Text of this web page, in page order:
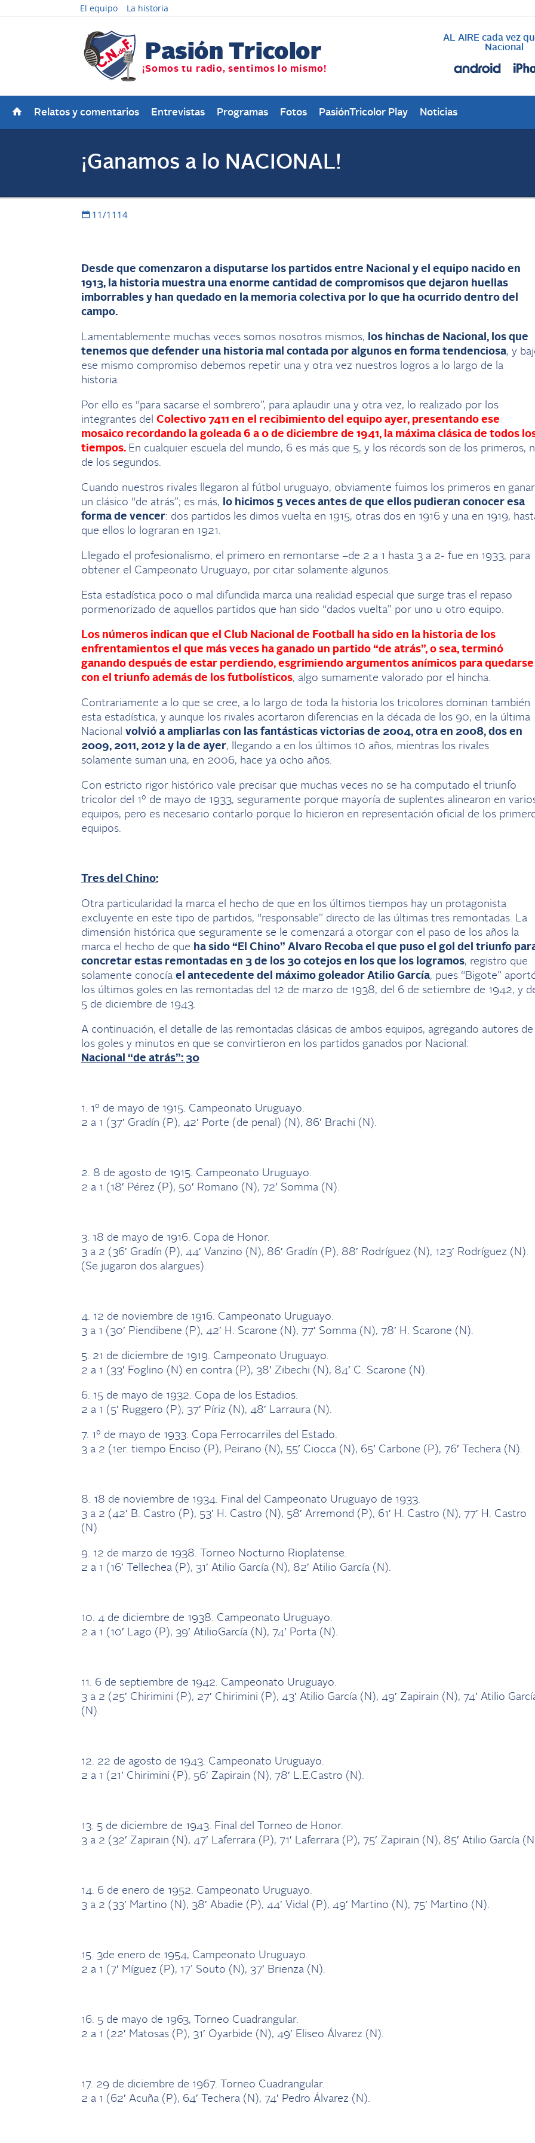
El equipo La historia
AL AIRE cada vez
Nacional
Relatos y comentarios Entrevistas Programas Fotos PasiónTricolor Play Noticias
¡Ganamos a lo NACIONAL!
11/1114
Desde que comenzaron a disputarse los partidos entre Nacional y el equipo nacido en
1913, la historia muestra una enorme cantidad de compromisos que dejaron huellas
imborrables y han quedado en la memoria colectiva por lo que ha ocurrido dentro del
campo.
Lamentablemente muchas veces somos nosotros mismos,
los hinchas de Nacional, los que
tenemos que defender una historia mal contada por algunos en forma tendenciosa, y
ese mismo compromiso debemos repetir una y otra vez nuestros logros a lo largo de la
historia.
Por ello es “para sacarse el sombrero”, para aplaudir una y otra vez, lo realizado por los
integrantes del Colectivo 7411 en el recibimiento del equipo ayer, presentando ese
mosaico recordando la goleada 6 a 0 de diciembre de 1941, la máxima clásica de todos
tiempos. En cualquier escuela del mundo, 6 es más que 5, y los récords son de los primeros,
de los segundos.
Cuando nuestros rivales llegaron al fútbol uruguayo, obviamente fuimos los primeros en ganar
un clásico “de atrás”; es más,
lo hicimos 5 veces antes de que ellos pudieran conocer esa
forma de vencer: dos partidos les dimos vuelta en 1915, otras dos en 1916 y una en 1919,
que ellos lo lograran en 1921.
Llegado el profesionalismo, el primero en remontarse –de 2 a 1 hasta 3 a 2- fue en 1933, para
obtener el Campeonato Uruguayo, por citar solamente algunos.
Esta estadística poco o mal difundida marca una realidad especial que surge tras el repaso
pormenorizado de aquellos partidos que han sido “dados vuelta” por uno u otro equipo.
Los números indican que el Club Nacional de Football ha sido en la historia de los
enfrentamientos el que más veces ha ganado un partido “de atrás”, o sea, terminó
ganando después de estar perdiendo, esgrimiendo argumentos anímicos para quedarse
con el triunfo además de los futbolísticos, algo sumamente valorado por el hincha.
Contrariamente a lo que se cree, a lo largo de toda la historia los tricolores dominan también
esta estadística, y aunque los rivales acortaron diferencias en la década de los 90, en la última
Nacional volvió a ampliarlas con las fantásticas victorias de 2004, otra en 2008, dos en
2009, 2011, 2012 y la de ayer, llegando a en los últimos 10 años, mientras los rivales
solamente suman una, en 2006, hace ya ocho años.
Con estricto rigor histórico vale precisar que muchas veces no se ha computado el triunfo
tricolor del 1º de mayo de 1933, seguramente porque mayoría de suplentes alinearon en
equipos, pero es necesario contarlo porque lo hicieron en representación oficial de los
equipos.
Tres del Chino:
Otra particularidad la marca el hecho de que en los últimos tiempos hay un protagonista
excluyente en este tipo de partidos, “responsable” directo de las últimas tres remontadas. La
dimensión histórica que seguramente se le comenzará a otorgar con el paso de los años la
marca el hecho de que ha sido “El Chino” Alvaro Recoba el que puso el gol del triunfo
concretar estas remontadas en 3 de los 30 cotejos en los que los logramos, registro que
solamente conocía el antecedente del máximo goleador Atilio García, pues “Bigote”
los últimos goles en las remontadas del 12 de marzo de 1938, del 6 de setiembre de 1942, y
5 de diciembre de 1943.
A continuación, el detalle de las remontadas clásicas de ambos equipos, agregando autores de
los goles y minutos en que se convirtieron en los partidos ganados por Nacional:
Nacional “de atrás”: 30
1. 1º de mayo de 1915. Campeonato Uruguayo.
2 a 1 (37′ Gradín (P), 42′ Porte (de penal) (N), 86′ Brachi (N).
2. 8 de agosto de 1915. Campeonato Uruguayo.
2 a 1 (18′ Pérez (P), 50′ Romano (N), 72′ Somma (N).
3. 18 de mayo de 1916. Copa de Honor.
3 a 2 (36′ Gradín (P), 44′ Vanzino (N), 86′ Gradín (P), 88′ Rodríguez (N), 123′ Rodríguez (N).
(Se jugaron dos alargues).
4. 12 de noviembre de 1916. Campeonato Uruguayo.
3 a 1 (30′ Piendibene (P), 42′ H. Scarone (N), 77′ Somma (N), 78′ H. Scarone (N).
5. 21 de diciembre de 1919. Campeonato Uruguayo.
2 a 1 (33′ Foglino (N) en contra (P), 38′ Zibechi (N), 84′ C. Scarone (N).
6. 15 de mayo de 1932. Copa de los Estadios.
2 a 1 (5′ Ruggero (P), 37′ Píriz (N), 48′ Larraura (N).
7. 1º de mayo de 1933. Copa Ferrocarriles del Estado.
3 a 2 (1er. tiempo Enciso (P), Peirano (N), 55′ Ciocca (N), 65′ Carbone (P), 76′ Techera (N).
8. 18 de noviembre de 1934. Final del Campeonato Uruguayo de 1933.
3 a 2 (42′ B. Castro (P), 53′ H. Castro (N), 58′ Arremond (P), 61′ H. Castro (N), 77′ H. Castro
(N).
9. 12 de marzo de 1938. Torneo Nocturno Rioplatense.
2 a 1 (16′ Tellechea (P), 31′ Atilio García (N), 82′ Atilio García (N).
10. 4 de diciembre de 1938. Campeonato Uruguayo.
2 a 1 (10′ Lago (P), 39′ AtilioGarcía (N), 74′ Porta (N).
11. 6 de septiembre de 1942. Campeonato Uruguayo.
3 a 2 (25′ Chirimini (P), 27′ Chirimini (P), 43′ Atilio García (N), 49′ Zapirain (N), 74′ Atilio
(N).
12. 22 de agosto de 1943. Campeonato Uruguayo.
2 a 1 (21′ Chirimini (P), 56′ Zapirain (N), 78′ L.E.Castro (N).
13. 5 de diciembre de 1943. Final del Torneo de Honor.
3 a 2 (32′ Zapirain (N), 47′ Laferrara (P), 71′ Laferrara (P), 75′ Zapirain (N), 85′ Atilio García
14. 6 de enero de 1952. Campeonato Uruguayo.
3 a 2 (33′ Martino (N), 38′ Abadie (P), 44′ Vidal (P), 49′ Martino (N), 75′ Martino (N).
15. 3de enero de 1954, Campeonato Uruguayo.
2 a 1 (7′ Míguez (P), 17’ Souto (N), 37′ Brienza (N).
16. 5 de mayo de 1963, Torneo Cuadrangular.
2 a 1 (22′ Matosas (P), 31′ Oyarbide (N), 49′ Eliseo Álvarez (N).
17. 29 de diciembre de 1967. Torneo Cuadrangular.
2 a 1 (62′ Acuña (P), 64′ Techera (N), 74′ Pedro Álvarez (N).